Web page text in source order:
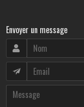
Envoyer un message